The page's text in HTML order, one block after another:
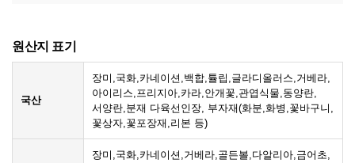
원산지 표기
국산
장미,국화,카네이션,백합,튤립,글라디올러스,거베라,
아이리스,프리지아,카라,안개꽃,관엽식물,동양란,
서양란,분재 다육선인장, 부자재(화분,화병,꽃바구니,
꽃상자,꽃포장재,리본 등)
장미,국화,카네이션,거베라,골든볼,다알리아,금어초,